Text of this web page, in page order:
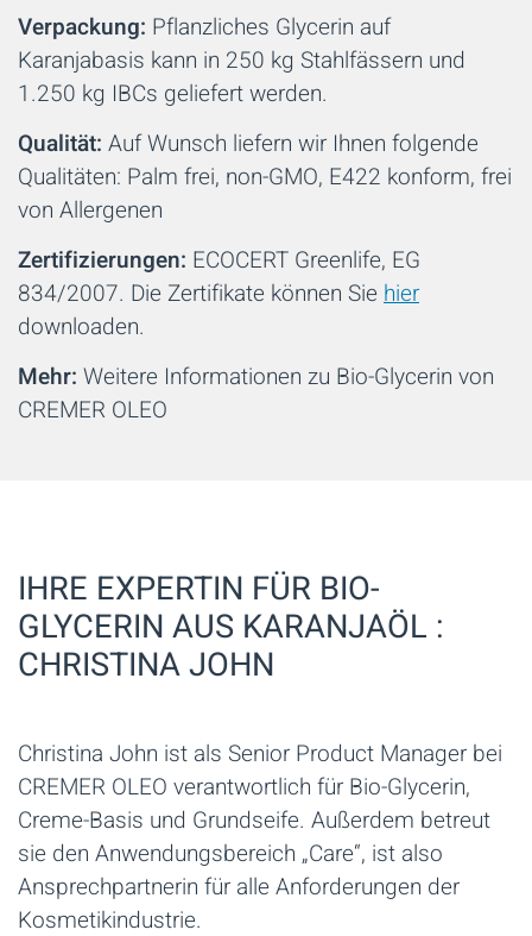
Verpackung: Pflanzliches Glycerin auf
Karanjabasis kann in 250 kg Stahlfässern und
1.250 kg IBCs geliefert werden.
Qualität: Auf Wunsch liefern wir Ihnen folgende
Qualitäten: Palm frei, non-GMO, E422 konform, frei
von Allergenen
Zertifizierungen: ECOCERT Greenlife, EG
834/2007. Die Zertifikate können Sie hier
downloaden.
Mehr: Weitere Informationen zu Bio-Glycerin von
CREMER OLEO
IHRE EXPERTIN FÜR BIO-
GLYCERIN AUS KARANJAÖL :
CHRISTINA JOHN
Christina John ist als Senior Product Manager bei
CREMER OLEO verantwortlich für Bio-Glycerin,
Creme-Basis und Grundseife. Außerdem betreut
sie den Anwendungsbereich „Care“, ist also
Ansprechpartnerin für alle Anforderungen der
Kosmetikindustrie.